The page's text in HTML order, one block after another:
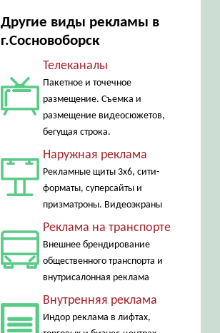
Другие виды рекламы в
г.Сосновоборск
Телеканалы
Пакетное и точечное
размещение. Съемка и
размещение видеосюжетов,
бегущая строка.
Наружная реклама
Рекламные щиты 3х6, сити-
форматы, суперсайты и
призматроны. Видеоэкраны
Реклама на транспорте
Внешнее брендирование
общественного транспорта и
внутрисалонная реклама
Внутренняя реклама
Индор реклама в лифтах,